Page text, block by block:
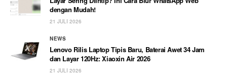
dengan Mudah!
21 JULI 2026
NEWS
Lenovo Rilis Laptop Tipis Baru, Baterai Awet 34 Jam
dan Layar 120Hz: Xiaoxin Air 2026
21 JULI 2026